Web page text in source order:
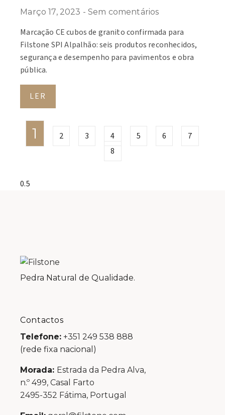
Março 17, 2023 Sem comentários
Marcação CE cubos de granito confirmada para
Filstone SPI Alpalhão: seis produtos reconhecidos,
segurança e desempenho para pavimentos e obra
pública.
LER
1 2 3 4 5 6
7
8
Pedra Natural de Qualidade.
Contactos
Telefone: +351 249 538 888
(rede fixa nacional)
Morada: Estrada da Pedra Alva,
n.º 499, Casal Farto
2495-352 Fátima, Portugal